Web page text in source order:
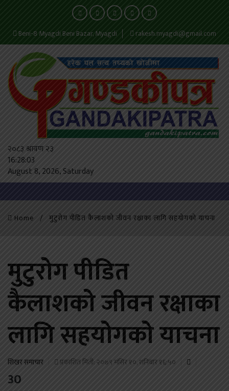
Beni-8 Myagdi Beni Bazar, Myagdi rakesh.myagdi@gmail.com
२०८३ श्रावण २३
16:28:03
August 8, 2026, Saturday
Home मुटुरोग पीडित कैलाशको जीवन रक्षाका लागि सहयोगको याचना
मुटुरोग पीडित
कैलाशको जीवन रक्षाका
लागि सहयोगको याचना
शिखर समाचार प्रकाशित मिती: २०७९ मंसिर १०, शनिबार १६:५०
30